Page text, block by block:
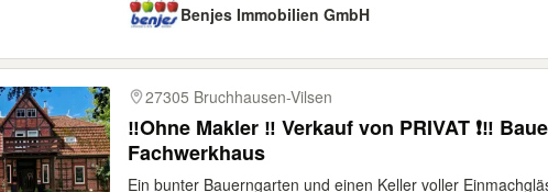
Benjes Immobilien GmbH
27305 Bruchhausen-Vilsen
‼️Ohne Makler ‼️ Verkauf von PRIVAT ❗️‼️
Fachwerkhaus
Ein bunter Bauerngarten und einen Keller voller